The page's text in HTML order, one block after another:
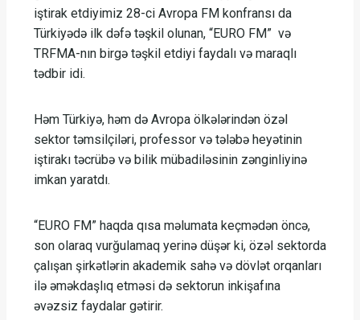
iştirak etdiyimiz 28-ci Avropa FM konfransı da
Türkiyədə ilk dəfə təşkil olunan, “EURO FM” və
TRFMA-nın birgə təşkil etdiyi faydalı və maraqlı
tədbir idi.
Həm Türkiyə, həm də Avropa ölkələrindən özəl
sektor təmsilçiləri, professor və tələbə heyətinin
iştirakı təcrübə və bilik mübadiləsinin zənginliyinə
imkan yaratdı.
“EURO FM” haqda qısa məlumata keçmədən öncə,
son olaraq vurğulamaq yerinə düşər ki, özəl sektorda
çalışan şirkətlərin akademik sahə və dövlət orqanları
ilə əməkdaşlıq etməsi də sektorun inkişafına
əvəzsiz faydalar gətirir.